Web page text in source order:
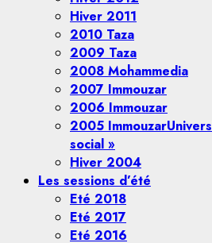
Hiver 2011
2010 Taza
2009 Taza
2008 Mohammedia
2007 Immouzar
2006 Immouzar
2005 Immouzar
social »
Hiver 2004
Les sessions d’été
Eté 2018
Eté 2017
Eté 2016